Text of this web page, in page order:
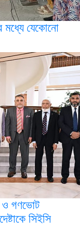
মধ্যে যেকোনো
ও গণভোট
সিইসি